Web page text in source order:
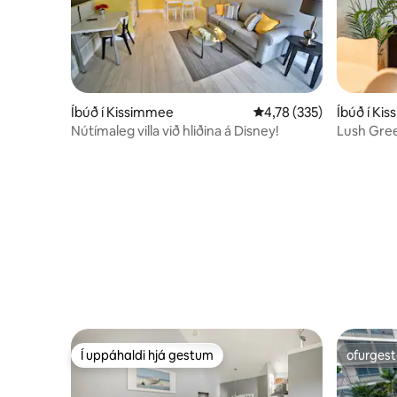
Íbúð í Kissimmee 4,78 af 5 í
4,78 (335)
Nútímaleg villa við hliðina á Disney!
Íbúð í
Lush
Í uppáhaldi hjá gestum
Í uppáhaldi hjá gestum